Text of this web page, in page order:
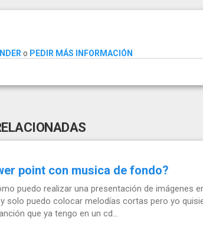
o PEDIR MÁS INFORMACIÓN
point con musica de fondo?
puedo realizar una presentación de imágenes
solo puedo colocar melodías cortas pero yo
que ya tengo en un cd...